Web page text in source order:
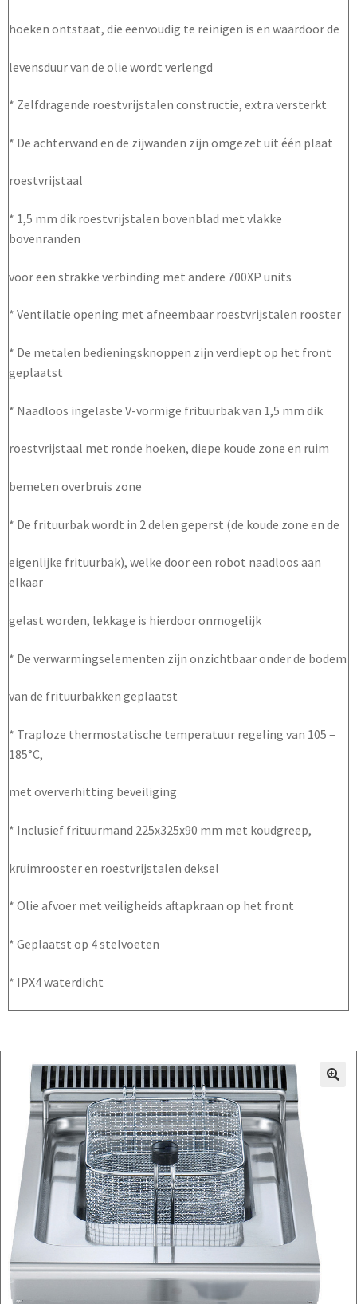
hoeken ontstaat, die eenvoudig te reinigen is en waardoor de
levensduur van de olie wordt verlengd
* Zelfdragende roestvrijstalen constructie, extra versterkt
* De achterwand en de zijwanden zijn omgezet uit één plaat
roestvrijstaal
* 1,5 mm dik roestvrijstalen bovenblad met vlakke
bovenranden
voor een strakke verbinding met andere 700XP units
* Ventilatie opening met afneembaar roestvrijstalen rooster
* De metalen bedieningsknoppen zijn verdiept op het front
geplaatst
* Naadloos ingelaste V-vormige frituurbak van 1,5 mm dik
roestvrijstaal met ronde hoeken, diepe koude zone en ruim
bemeten overbruis zone
* De frituurbak wordt in 2 delen geperst (de koude zone en de
eigenlijke frituurbak), welke door een robot naadloos aan
elkaar
gelast worden, lekkage is hierdoor onmogelijk
* De verwarmingselementen zijn onzichtbaar onder de bodem
van de frituurbakken geplaatst
* Traploze thermostatische temperatuur regeling van 105 –
185°C,
met oververhitting beveiliging
* Inclusief frituurmand 225x325x90 mm met koudgreep,
kruimrooster en roestvrijstalen deksel
* Olie afvoer met veiligheids aftapkraan op het front
* Geplaatst op 4 stelvoeten
* IPX4 waterdicht